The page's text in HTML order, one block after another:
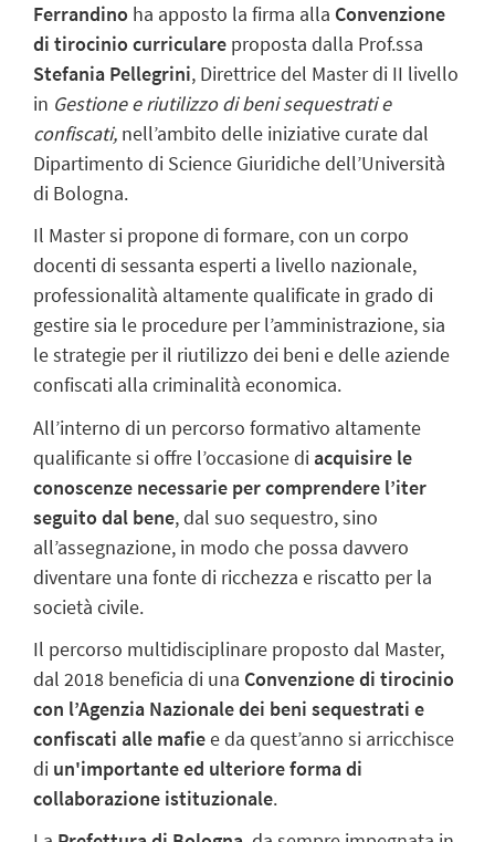
Ferrandino ha apposto la firma alla Convenzione
di tirocinio curriculare proposta dalla Prof.ssa
Stefania Pellegrini, Direttrice del Master di II livello
in Gestione e riutilizzo di beni sequestrati e
confiscati, nell’ambito delle iniziative curate dal
Dipartimento di Science Giuridiche dell’Università
di Bologna.
Il Master si propone di formare, con un corpo
docenti di sessanta esperti a livello nazionale,
professionalità altamente qualificate in grado di
gestire sia le procedure per l’amministrazione, sia
le strategie per il riutilizzo dei beni e delle aziende
confiscati alla criminalità economica.
All’interno di un percorso formativo altamente
qualificante si offre l’occasione diacquisire le
conoscenze necessarie per comprendere l’iter
seguito dal bene, dal suo sequestro, sino
all’assegnazione, in modo che possa davvero
diventare una fonte di ricchezza e riscatto per la
società civile.
Il percorso multidisciplinare proposto dal Master,
dal 2018 beneficia di una Convenzione di tirocinio
con l’Agenzia Nazionale dei beni sequestrati e
confiscati alle mafiee da quest’anno si arricchisce
di un'importante ed ulteriore forma di
collaborazione istituzionale.